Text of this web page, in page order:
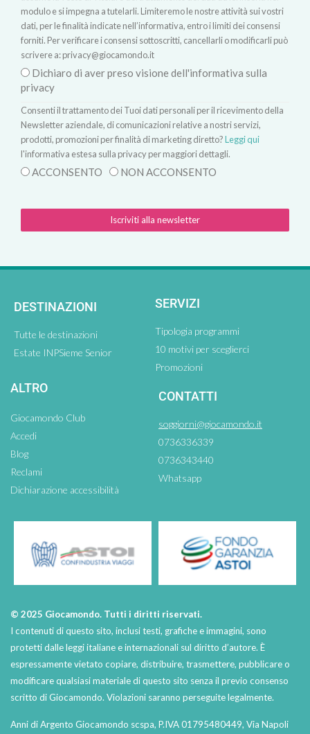
modulo e si impegna a tutelarli. Limiteremo le nostre attività sui vostri
dati, per le finalità indicate nell’informativa, entro i limiti dei consensi
forniti. Per verificare i consensi sottoscritti, cancellarli o modificarli può
scrivere a:privacy@giocamondo.it
Dichiaro di aver preso visione dell'informativa sulla
privacy
Consenti il trattamento dei Tuoi dati personali per il ricevimento della
Newsletter aziendale, di comunicazioni relative a nostri servizi,
prodotti, promozioni per finalità di marketing diretto?Leggi qui
l'informativa estesa sulla privacy per maggiori dettagli.
ACCONSENTO NON ACCONSENTO
Iscriviti alla newsletter
DESTINAZIONI
Tutte le destinazioni
Estate INPSieme Senior
SERVIZI
Tipologia programmi
10 motivi per sceglierci
Promozioni
ALTRO
Giocamondo Club
Accedi
Blog
Reclami
Dichiarazione accessibilità
CONTATTI
soggiorni@giocamondo.it
0736336339
0736343440
Whatsapp
© 2025 Giocamondo. Tutti i diritti riservati.
I contenuti di questo sito, inclusi testi, grafiche e immagini, sono
protetti dalle leggi italiane e internazionali sul diritto d’autore. È
espressamente vietato copiare, distribuire, trasmettere, pubblicare o
modificare qualsiasi materiale di questo sito senza il previo consenso
scritto di Giocamondo. Violazioni saranno perseguite legalmente.
Anni di Argento Giocamondo scspa, P.IVA 01795480449, Via Napoli